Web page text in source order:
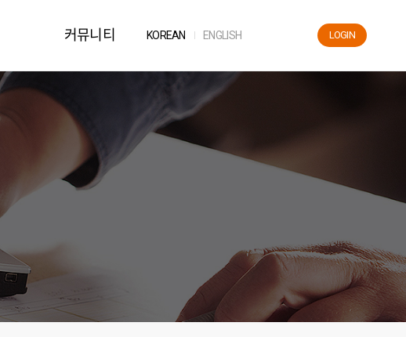
커뮤니티
공지사항
자료실
FAQ
LOGIN
KOREAN ENGLISH